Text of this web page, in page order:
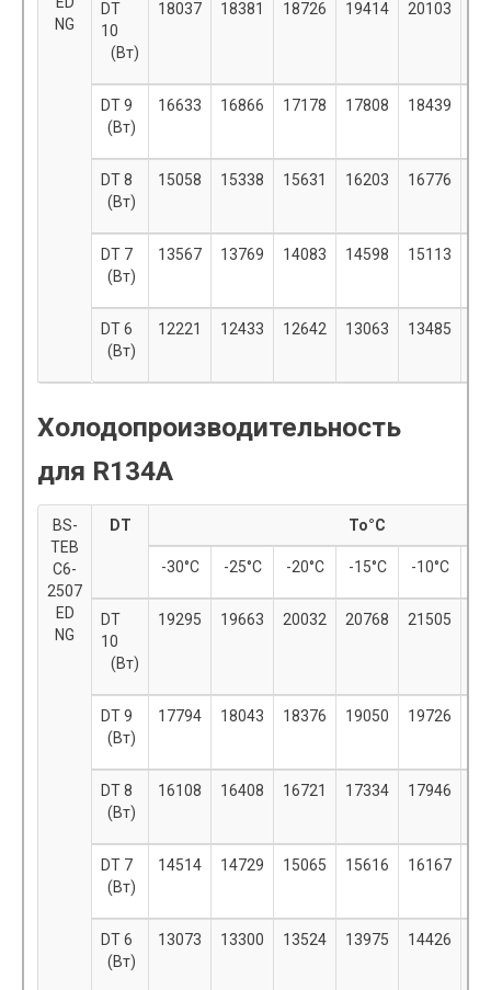
NG
DT
10
(Вт)
18037 18381 18726 19414 20103
DT 9
(Вт)
16633 16866 17178 17808 18439
DT 8
(Вт)
15058 15338 15631 16203 16776
DT 7
(Вт)
13567 13769 14083 14598 15113
DT 6
(Вт)
12221 12433 12642 13063 13485
Холодопроизводительность
для R134A
BS-
TEB
C6-
2507
ED
NG
DT To°С
-30°С -25°С -20°С -15°С -10°С
DT
10
(Вт)
19295 19663 20032 20768 21505
DT 9
(Вт)
17794 18043 18376 19050 19726
DT 8
(Вт)
16108 16408 16721 17334 17946
DT 7
(Вт)
14514 14729 15065 15616 16167
DT 6
(Вт)
13073 13300 13524 13975 14426